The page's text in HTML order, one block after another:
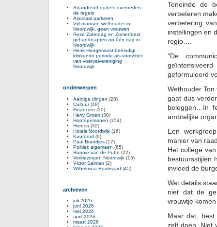
Teneinde de
verbeteren
verbetering
instellingen en
regio….
“De
geformuleerd
Wethouder
gaat dus
beleggen…In
ambtelijke
Een
manier van
Het college
bestuursstijlen
invloed de
Wat details
niet dat de
vrouwtje
Maar dat, best
zelf doen. Niet
Strandtenthouders overtreden
de regels
Asociaal parkeren
Vijf mannen wethouder in
Noordwijk, geen vrouwen
Roze Zaterdag en Zomerfeest
gehandicapten op één dag in
Noordwijk
Henk Hoogervorst beëindigt
klinkende periode als voorzitter
van voetvalvereniging
Noordwijk
onderwerpen
Aardige dingen (28)
Cultuur(18)
Financiën (30)
Harry Groen (30)
Hoofdpersonen (154)
Horeca (32)
Hotels Noordwijk (16)
Kuuroord (9)
Paul Brandjes (17)
Politiek algemeen (65)
Ronnie van de Putte (22)
Verkiezingen Noordwijk (13)
Victor Salman (2)
Wilhelmina Boulevard (45)
archieven
juli 2026
juni 2026
mei 2026
april 2026
maart 2026